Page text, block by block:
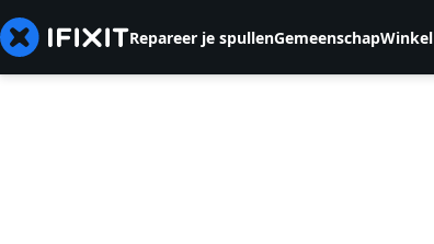
Repareer je spullenGemeenschapWinkel